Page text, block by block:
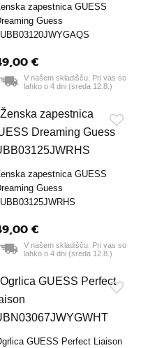
zapestnica GUESS
Guess
€
V našem skladišču. Pri vas so
lahko o 4 dni (sreda 12.8.)
zapestnica GUESS
Guess
€
V našem skladišču. Pri vas so
lahko o 4 dni (sreda 12.8.)
GUESS Perfect Liaison